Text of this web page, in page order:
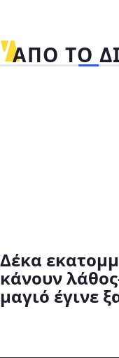
ΑΠΟ ΤΟ
Δέκα
κάνουν
μαγιό έγινε